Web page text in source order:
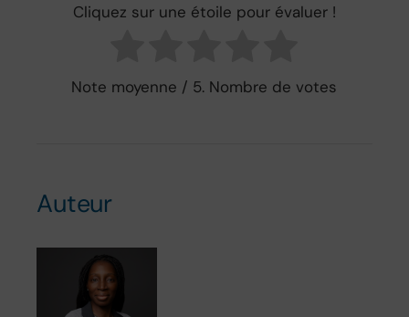
Cliquez sur une étoile pour évaluer !
Note moyenne / 5. Nombre de votes
Auteur